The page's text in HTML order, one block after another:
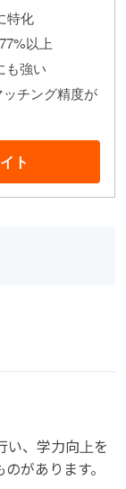
特化
以上
も強い
チング精度が
ト
い、学力向上を
があります。